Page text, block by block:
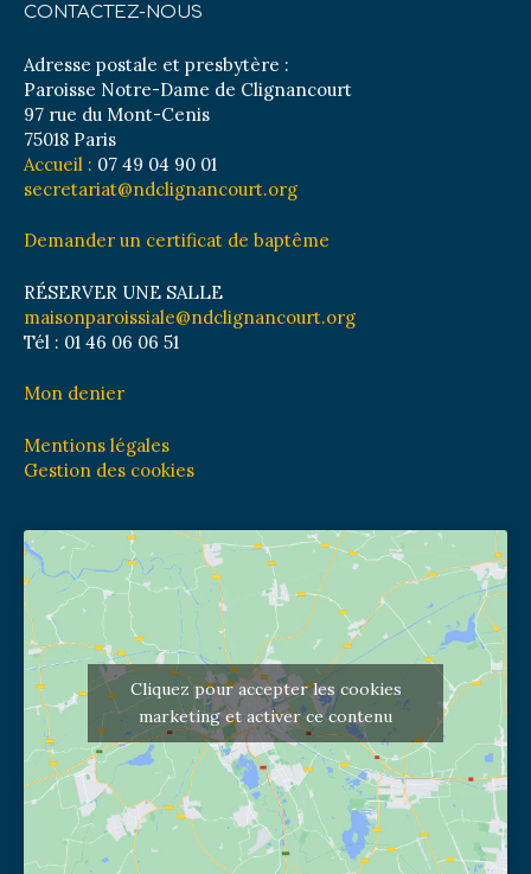
CONTACTEZ-NOUS
Adresse postale et presbytère :
Paroisse Notre-Dame de Clignancourt
97 rue du Mont-Cenis
75018 Paris
Accueil : 07 49 04 90 01
secretariat@ndclignancourt.org
Demander un certificat de baptême
RÉSERVER UNE SALLE
maisonparoissiale@ndclignancourt.org
Tél : 01 46 06 06 51
Mon denier
Mentions légales
Gestion des cookies
Cliquez pour accepter les cookies
marketing et activer ce contenu